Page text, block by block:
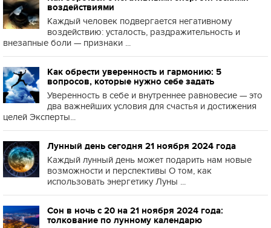
воздействиями
Каждый человек подвергается негативному
воздействию: усталость, раздражительность и
внезапные боли — признаки ...
Как обрести уверенность и гармонию: 5
вопросов, которые нужно себе задать
Уверенность в себе и внутреннее равновесие — это
два важнейших условия для счастья и достижения
целей Эксперты...
Лунный день сегодня 21 ноября 2024 года
Каждый лунный день может подарить нам новые
возможности и перспективы О том, как
использовать энергетику Луны ...
Сон в ночь с 20 на 21 ноября 2024 года:
толкование по лунному календарю